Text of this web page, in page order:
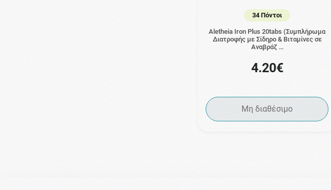
34 Πόντοι
Aletheia Iron Plus 20tabs (Συμπλήρωμα
Διατροφής με Σίδηρο & Βιταμίνες σε
Αναβράζ …
4.20€
Μη διαθέσιμο